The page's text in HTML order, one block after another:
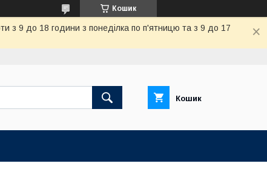
Кошик
з 9 до 18 години з понеділка по п'ятницю та з 9 до 17
Кошик